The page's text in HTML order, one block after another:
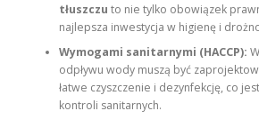
tłuszczu to nie tylko obowiązek
najlepsza inwestycja w higienę i
Wymogami sanitarnymi (HACCP):
odpływu wody muszą być
łatwe czyszczenie i dezynfekcję, co
kontroli sanitarnych.